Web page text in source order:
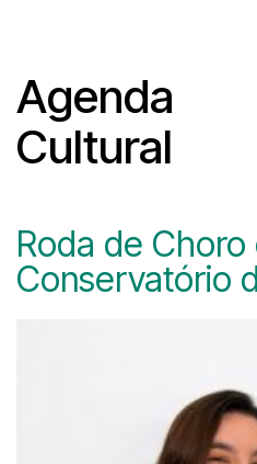
Agenda
Cultural
Roda de Choro
Conservatório